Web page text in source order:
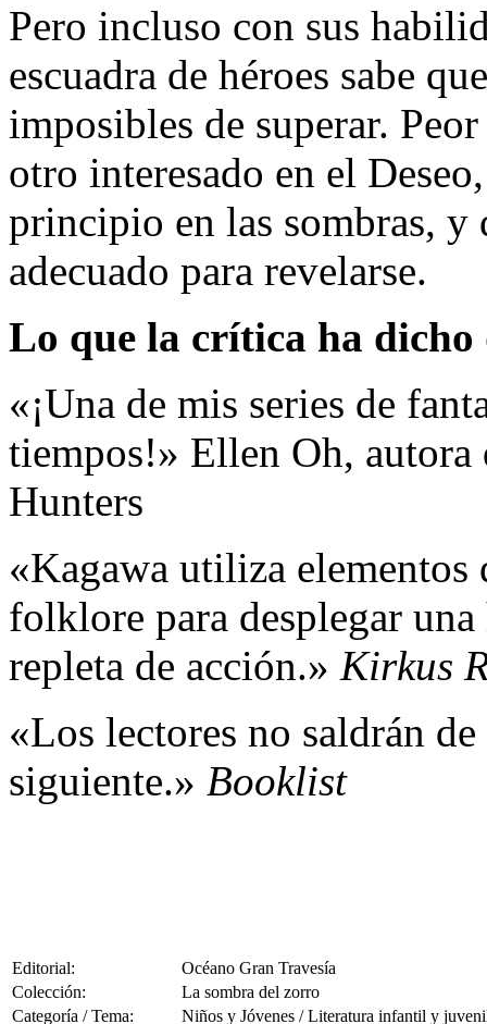
Pero incluso con sus
escuadra de héroes sabe
imposibles de superar.
otro interesado en el
principio en las sombras, y
adecuado para revelarse.
Lo que la crítica ha
«¡Una de mis series de
tiempos!» Ellen Oh,
Hunters
«Kagawa utiliza
folklore para desplegar
repleta de acción.» Kirkus
«Los lectores no saldrán
siguiente.» Booklist
Editorial:
Océano Gran Travesía
Colección:
La sombra del zorro
Categoría / Tema:
Niños y Jóvenes / Literatura infantil y